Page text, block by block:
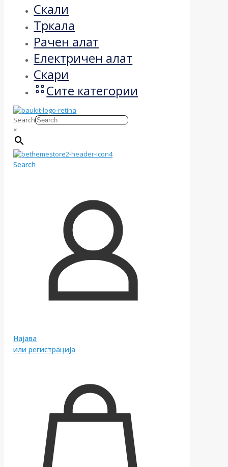
Скали
Тркала
Рачен алат
Електричен алат
Скари
Сите категории
Search
×
Search
Најава
или регистрација